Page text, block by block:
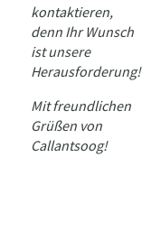
kontaktieren,
denn Ihr Wunsch
ist unsere
Herausforderung!
Mit freundlichen
Grüßen von
Callantsoog!